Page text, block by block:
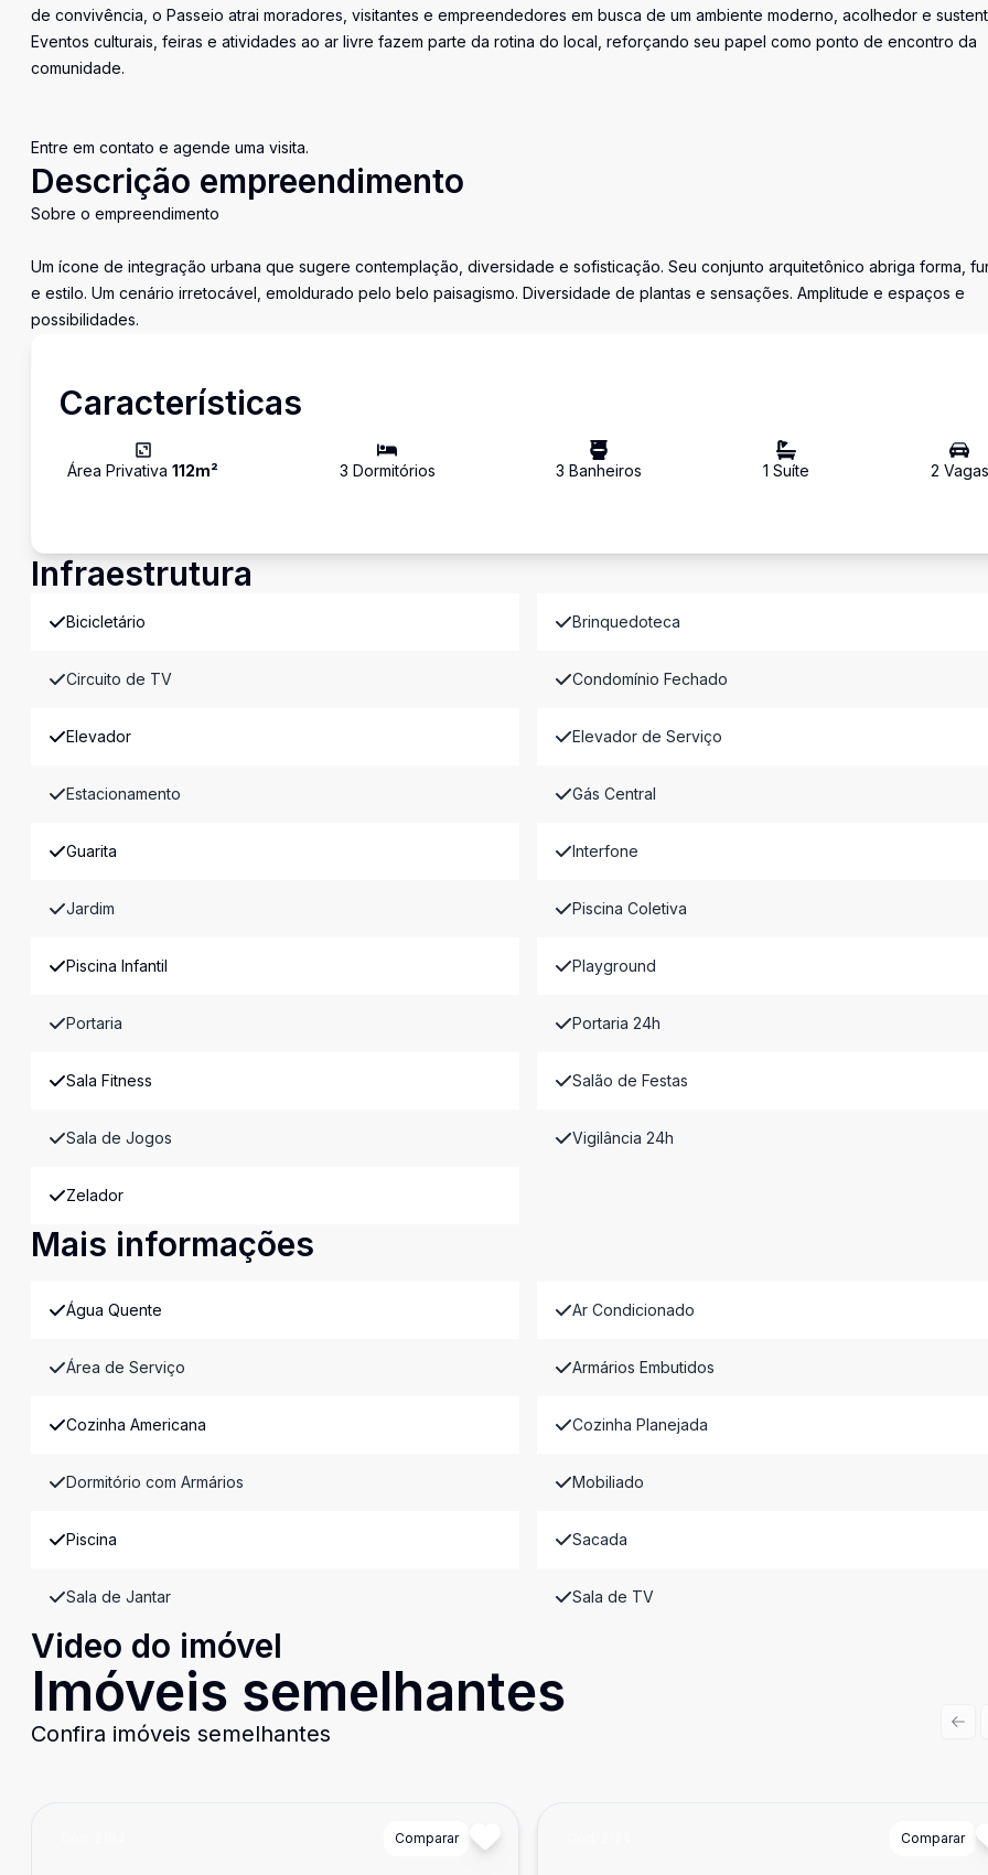
de convivência, o Passeio atrai moradores, visitantes e empreendedores em busca de um ambiente moderno, acolhedor e
Eventos culturais, feiras e atividades ao ar livre fazem parte da rotina do local, reforçando seu papel como ponto de encontro da
comunidade.
Entre em contato e agende uma visita.
Descrição empreendimento
Sobre o empreendimento
Um ícone de integração urbana que sugere contemplação, diversidade e sofisticação. Seu conjunto arquitetônico abriga forma,
e estilo. Um cenário irretocável, emoldurado pelo belo paisagismo. Diversidade de plantas e sensações. Amplitude e espaços e
possibilidades.
Características
Área Privativa 112m² 3 Dormitórios 3 Banheiros 1 Suíte 2 Vagas
Infraestrutura
Bicicletário Brinquedoteca
Circuito de TV Condomínio Fechado
Elevador Elevador de Serviço
Estacionamento Gás Central
Guarita Interfone
Jardim Piscina Coletiva
Piscina Infantil Playground
Portaria Portaria 24h
Sala Fitness Salão de Festas
Sala de Jogos Vigilância 24h
Zelador
Mais informações
Água Quente Ar Condicionado
Área de Serviço Armários Embutidos
Cozinha Americana Cozinha Planejada
Dormitório com Armários Mobiliado
Piscina Sacada
Sala de Jantar Sala de TV
Video do imóvel
Imóveis semelhantes
Confira imóveis semelhantes
Comparar Comparar